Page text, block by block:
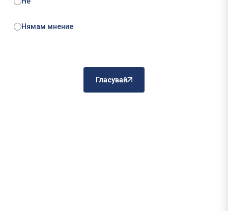
Нямам мнение
Гласувай